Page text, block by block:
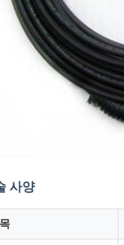
사양